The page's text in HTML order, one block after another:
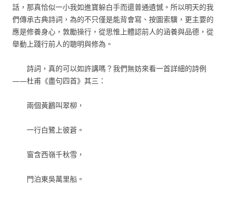
話，那真恰似一小我如進寶躲白手而還普通遺憾。所以明天的我
們傳承古典詩詞，為的不只僅是能背會寫、按圖索驥，更主要的
應是修養身心，敦勵操行，從思惟上體認前人的涵養與品德，從
舉動上踐行前人的聰明與修為。
詩詞，真的可以如許講嗎？我們無妨來看一首詳細的詩例
——杜甫《盡句四首》其三：
兩個黃鸝叫翠柳，
一行白鷺上彼蒼。
窗含西嶺千秋雪，
門泊東吳萬里船。